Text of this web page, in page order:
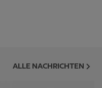
ALLE NACHRICHTEN